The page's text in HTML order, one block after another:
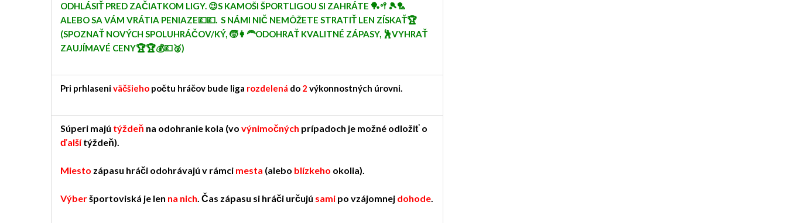
ODHLÁSIŤ PRED ZAČIATKOM LIGY. 😉S KAMOŠI ŠPORTLIGOU SI ZAHRÁTE 🏓🥍🎾🏸
ALEBO SA VÁM VRÁTIA PENIAZE💷💷. S NÁMI NIČ NEMÔŽETE STRATIŤ LEN ZÍSKAŤ🏆
(SPOZNAŤ NOVÝCH SPOLUHRÁČOV/KÝ, 🧒👩‍🦰ODOHRAŤ KVALITNÉ ZÁPASY, 🕺VYHRAŤ
ZAUJÍMAVÉ CENY🏆🏆💰💷🥉)
Pri prhlaseniväčšieho počtu hráčov bude liga rozdelená do 2 výkonnostných úrovni.
Súperi majú týždeň na odohranie kola (vo výnimočných prípadoch je možné odložiť o
ďalšítýždeň).
Miesto zápasu hráči odohrávajú v rámci mesta (alebo blízkeho okolia).
Výberšportoviská je len na nich. Čas zápasu si hráči určujú sami po vzájomnej dohode.